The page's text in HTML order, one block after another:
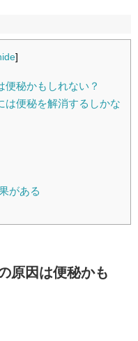
]
秘かもしれない？
は便秘を解消するしかな
がある
原因は便秘かも